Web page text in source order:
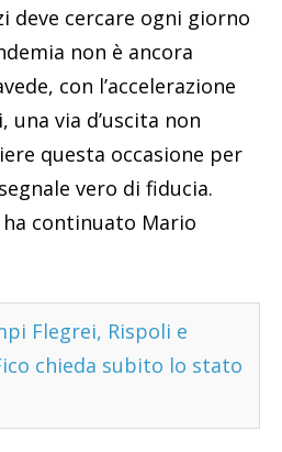
deve cercare ogni giorno
non è ancora
con l’accelerazione
una via d’uscita non
questa occasione per
vero di fiducia.
continuato Mario
Flegrei, Rispoli e
chieda subito lo stato